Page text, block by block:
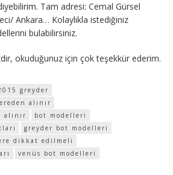
Tam adresi: Cemal Gürsel
Ankara… Kolaylıkla istediğiniz
bulabilirsiniz.
okuduğunuz için çok teşekkür ederim.
greyder
alınır
bot modelleri
greyder bot modelleri
dikkat edilmeli
venüs bot modelleri